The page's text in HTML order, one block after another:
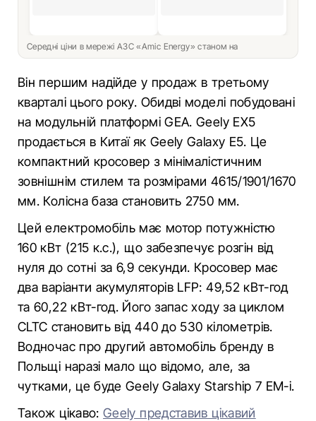
Середні ціни в мережі АЗС «Amic Energy» станом на
Він першим надійде у продаж в третьому
кварталі цього року. Обидві моделі побудовані
на модульній платформі GEA. Geely EX5
продається в Китаї як Geely Galaxy E5. Це
компактний кросовер з мінімалістичним
зовнішнім стилем та розмірами 4615/1901/1670
мм. Колісна база становить 2750 мм.
Цей електромобіль має мотор потужністю
160 кВт (215 к.с.), що забезпечує розгін від
нуля до сотні за 6,9 секунди. Кросовер має
два варіанти акумуляторів LFP: 49,52 кВт-год
та 60,22 кВт-год. Його запас ходу за циклом
CLTC становить від 440 до 530 кілометрів.
Водночас про другий автомобіль бренду в
Польщі наразі мало що відомо, але, за
чутками, це буде Geely Galaxy Starship 7 EM-i.
Також цікаво:Geely представив цікавий